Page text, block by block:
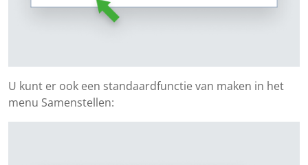
U kunt er ook een standaardfunctie van maken in het
menu Samenstellen: